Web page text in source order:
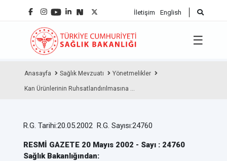
İletişim English
☰
Anasayfa Sağlık Mevzuatı Yönetmelikler
Kan Ürünlerinin Ruhsatlandırılmasına ...
R.G. Tarihi:20.05.2002 R.G. Sayısı:24760
RESMİ GAZETE 20 Mayıs 2002 - Sayı : 24760
Sağlık Bakanlığından: